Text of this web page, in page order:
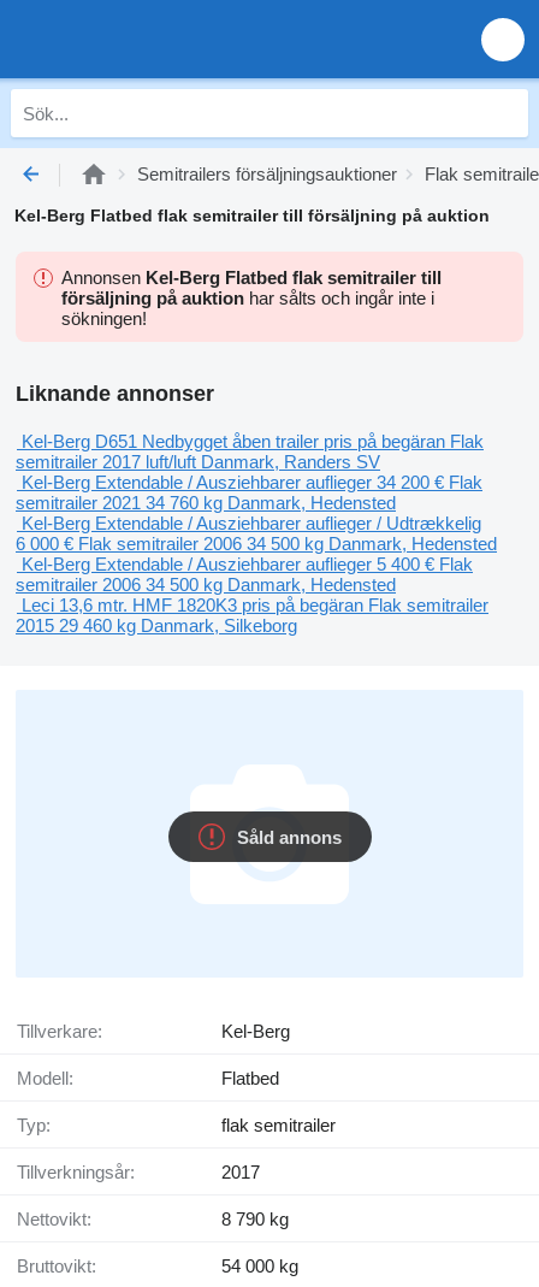
Semitrailers försäljningsauktioner Flak
Kel-Berg Flatbed flak semitrailer till försäljning på auktion
Annonsen Kel-Berg Flatbed flak semitrailer till
försäljning på auktion har sålts och ingår inte i
sökningen!
Liknande annonser
Kel-Berg D651 Nedbygget åben trailer pris på begäran Flak
semitrailer 2017 luft/luft Danmark, Randers SV
Kel-Berg Extendable / Ausziehbarer auflieger 34 200 € Flak
semitrailer 2021 34 760 kg Danmark, Hedensted
Kel-Berg Extendable / Ausziehbarer auflieger / Udtrækkelig
6 000 € Flak semitrailer 2006 34 500 kg Danmark, Hedensted
Kel-Berg Extendable / Ausziehbarer auflieger 5 400 € Flak
semitrailer 2006 34 500 kg Danmark, Hedensted
Leci 13,6 mtr. HMF 1820K3 pris på begäran Flak semitrailer
2015 29 460 kg Danmark, Silkeborg
Såld annons
Tillverkare: Kel-Berg
Modell: Flatbed
Typ: flak semitrailer
Tillverkningsår: 2017
Nettovikt: 8 790 kg
Bruttovikt: 54 000 kg